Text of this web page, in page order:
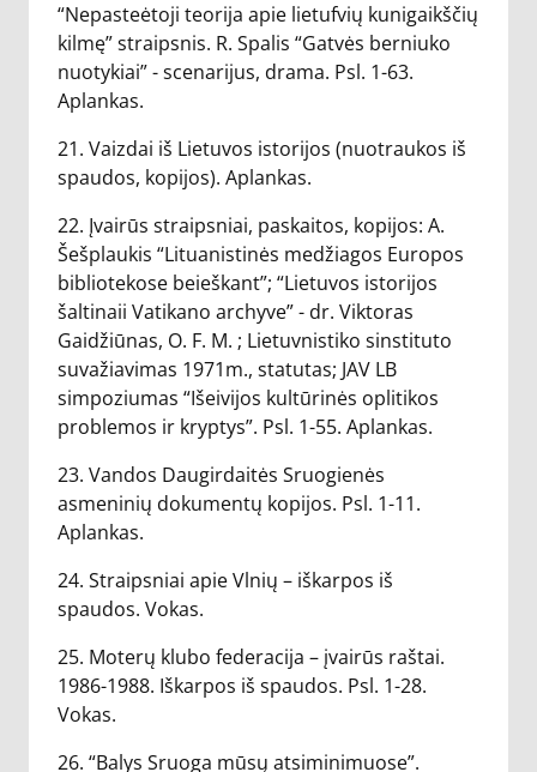
“Nepasteėtoji teorija apie lietufvių kunigaikščių
kilmę” straipsnis. R. Spalis “Gatvės berniuko
nuotykiai” - scenarijus, drama. Psl. 1-63.
Aplankas.
21. Vaizdai iš Lietuvos istorijos (nuotraukos iš
spaudos, kopijos). Aplankas.
22. Įvairūs straipsniai, paskaitos, kopijos: A.
Šešplaukis “Lituanistinės medžiagos Europos
bibliotekose beieškant”; “Lietuvos istorijos
šaltinaii Vatikano archyve” - dr. Viktoras
Gaidžiūnas, O. F. M. ; Lietuvnistiko sinstituto
suvažiavimas 1971m., statutas; JAV LB
simpoziumas “Išeivijos kultūrinės oplitikos
problemos ir kryptys”. Psl. 1-55. Aplankas.
23. Vandos Daugirdaitės Sruogienės
asmeninių dokumentų kopijos. Psl. 1-11.
Aplankas.
24. Straipsniai apie Vlnių – iškarpos iš
spaudos. Vokas.
25. Moterų klubo federacija – įvairūs raštai.
1986-1988. Iškarpos iš spaudos. Psl. 1-28.
Vokas.
26. “Balys Sruoga mūsų atsiminimuose”.